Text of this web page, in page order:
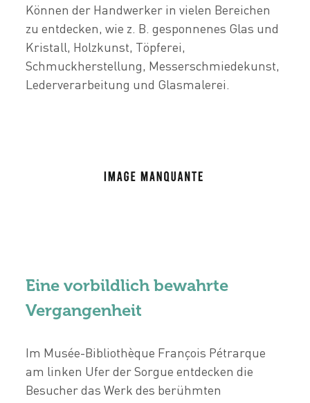
Können der Handwerker in vielen Bereichen
zu entdecken, wie z. B. gesponnenes Glas und
Kristall, Holzkunst, Töpferei,
Schmuckherstellung, Messerschmiedekunst,
Lederverarbeitung und Glasmalerei.
Eine vorbildlich bewahrte
Vergangenheit
Im Musée-Bibliothèque François Pétrarque
am linken Ufer der Sorgue entdecken die
Besucher das Werk des berühmten